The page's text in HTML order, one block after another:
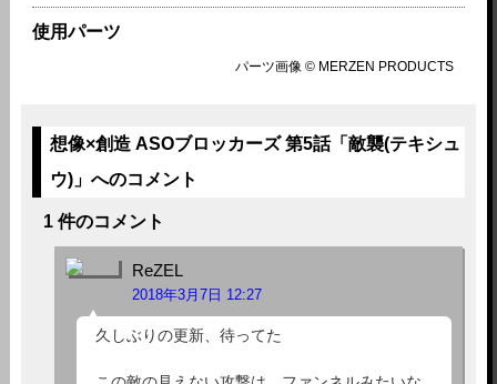
使用パーツ
パーツ画像 © MERZEN PRODUCTS
想像×創造 ASOブロッカーズ 第5話「敵襲(テキシュ
ウ)」へのコメント
1 件のコメント
ReZEL
2018年3月7日 12:27
久しぶりの更新、待ってた‌